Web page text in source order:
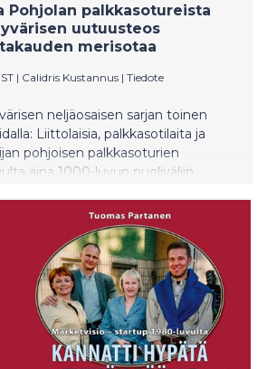
Pohjolan palkkasotureista
uutuusteos
merisotaa
| Calidris Kustannus | Tiedote
neljäosaisen sarjan toinen
Liittolaisia, palkkasotilaita ja
pohjoisen palkkasoturien
aina 1000-luvun puoliväliin.